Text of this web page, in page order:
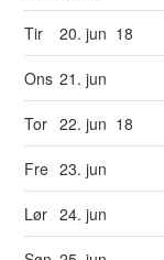
Tir 20. jun 18
Ons 21. jun
Tor 22. jun 18
Fre 23. jun
Lør 24. jun